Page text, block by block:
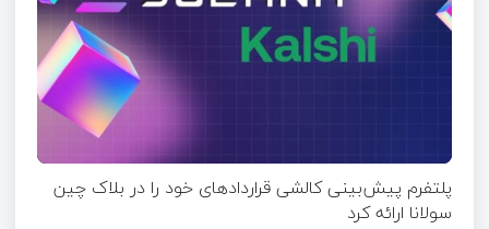
پلتفرم پیش‌بینی کالشی قراردادهای خود را در بلاک چین
سولانا ارائه کرد